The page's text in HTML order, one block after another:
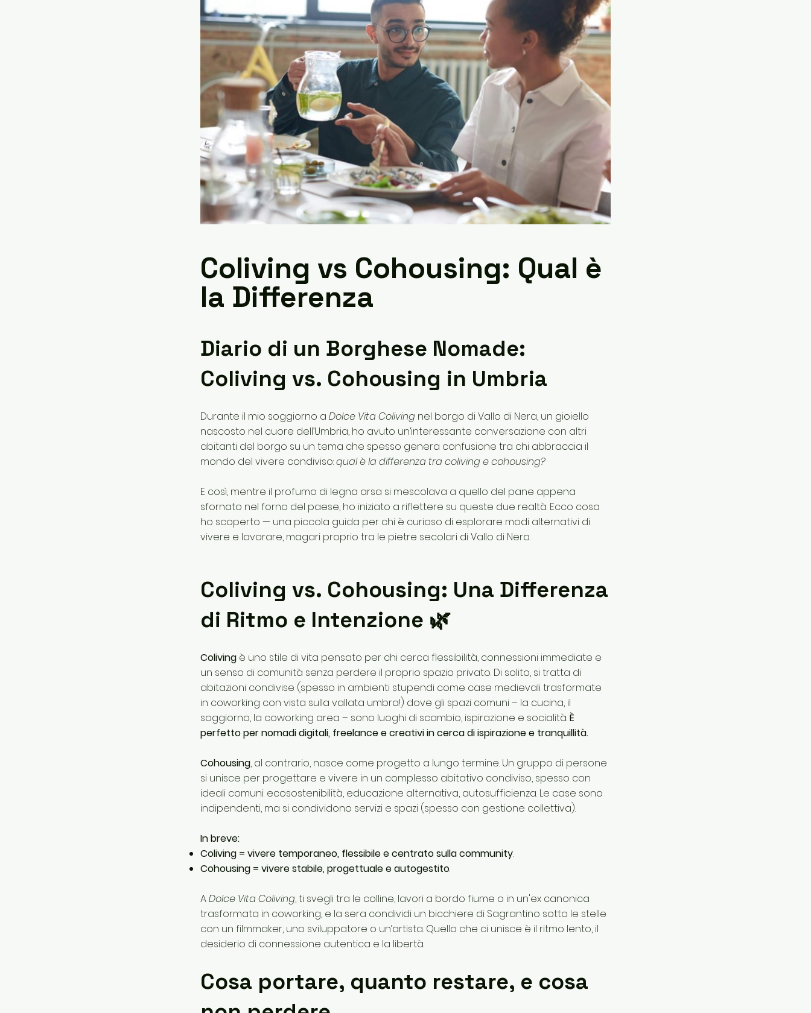
Coliving vs Cohousing: Qual è
la Differenza
Diario di un Borghese Nomade:
Coliving vs. Cohousing in Umbria
Durante il mio soggiorno a Dolce Vita Coliving nel borgo di Vallo di Nera, un gioiello
nascosto nel cuore dell’Umbria, ho avuto un’interessante conversazione con altri
abitanti del borgo su un tema che spesso genera confusione tra chi abbraccia il
mondo del vivere condiviso:qual è la differenza tra coliving e cohousing?
E così, mentre il profumo di legna arsa si mescolava a quello del pane appena
sfornato nel forno del paese, ho iniziato a riflettere su queste due realtà. Ecco cosa
ho scoperto — una piccola guida per chi è curioso di esplorare modi alternativi di
vivere e lavorare, magari proprio tra le pietre secolari di Vallo di Nera.
Coliving vs. Cohousing: Una Differenza
di Ritmo e Intenzione 🌿
Coliving è uno stile di vita pensato per chi cerca flessibilità, connessioni immediate e
un senso di comunità senza perdere il proprio spazio privato. Di solito, si tratta di
abitazioni condivise (spesso in ambienti stupendi come case medievali trasformate
in coworking con vista sulla vallata umbra!) dove gli spazi comuni – la cucina, il
soggiorno, la coworking area – sono luoghi di scambio, ispirazione e socialità.È
perfetto per nomadi digitali, freelance e creativi in cerca di ispirazione e tranquillità.
Cohousing, al contrario, nasce come progetto a lungo termine. Un gruppo di persone
si unisce per progettare e vivere in un complesso abitativo condiviso, spesso con
ideali comuni: ecosostenibilità, educazione alternativa, autosufficienza. Le case sono
indipendenti, ma si condividono servizi e spazi (spesso con gestione collettiva).
In breve:
Coliving = vivere temporaneo, flessibile e centrato sulla community.
Cohousing = vivere stabile, progettuale e autogestito.
ADolce Vita Coliving, ti svegli tra le colline, lavori a bordo fiume o in un'ex canonica
trasformata in coworking, e la sera condividi un bicchiere di Sagrantino sotto le stelle
con un filmmaker, uno sviluppatore o un’artista. Quello che ci unisce è il ritmo lento, il
desiderio di connessione autentica e la libertà.
Cosa portare, quanto restare, e cosa